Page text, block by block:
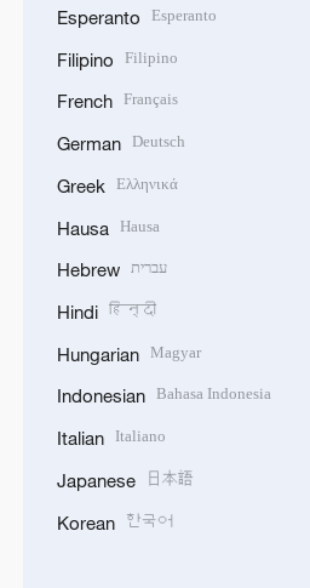
Esperanto Esperanto
Filipino Filipino
French Français
German Deutsch
Greek Ελληνικά
Hausa Hausa
Hebrew עברית
Hindi हिन्दी
Hungarian Magyar
Indonesian Bahasa Indonesia
Italian Italiano
Japanese 日本語
Korean 한국어